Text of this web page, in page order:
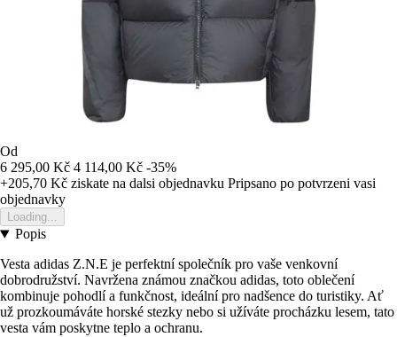
Od
6 295,00 Kč 4 114,00 Kč -35%
+205,70 Kč ziskate na dalsi objednavku Pripsano po potvrzeni vasi
objednavky
Loading...
Popis
Vesta adidas Z.N.E je perfektní společník pro vaše venkovní
dobrodružství. Navržena známou značkou adidas, toto oblečení
kombinuje pohodlí a funkčnost, ideální pro nadšence do turistiky. Ať
už prozkoumáváte horské stezky nebo si užíváte procházku lesem, tato
vesta vám poskytne teplo a ochranu.